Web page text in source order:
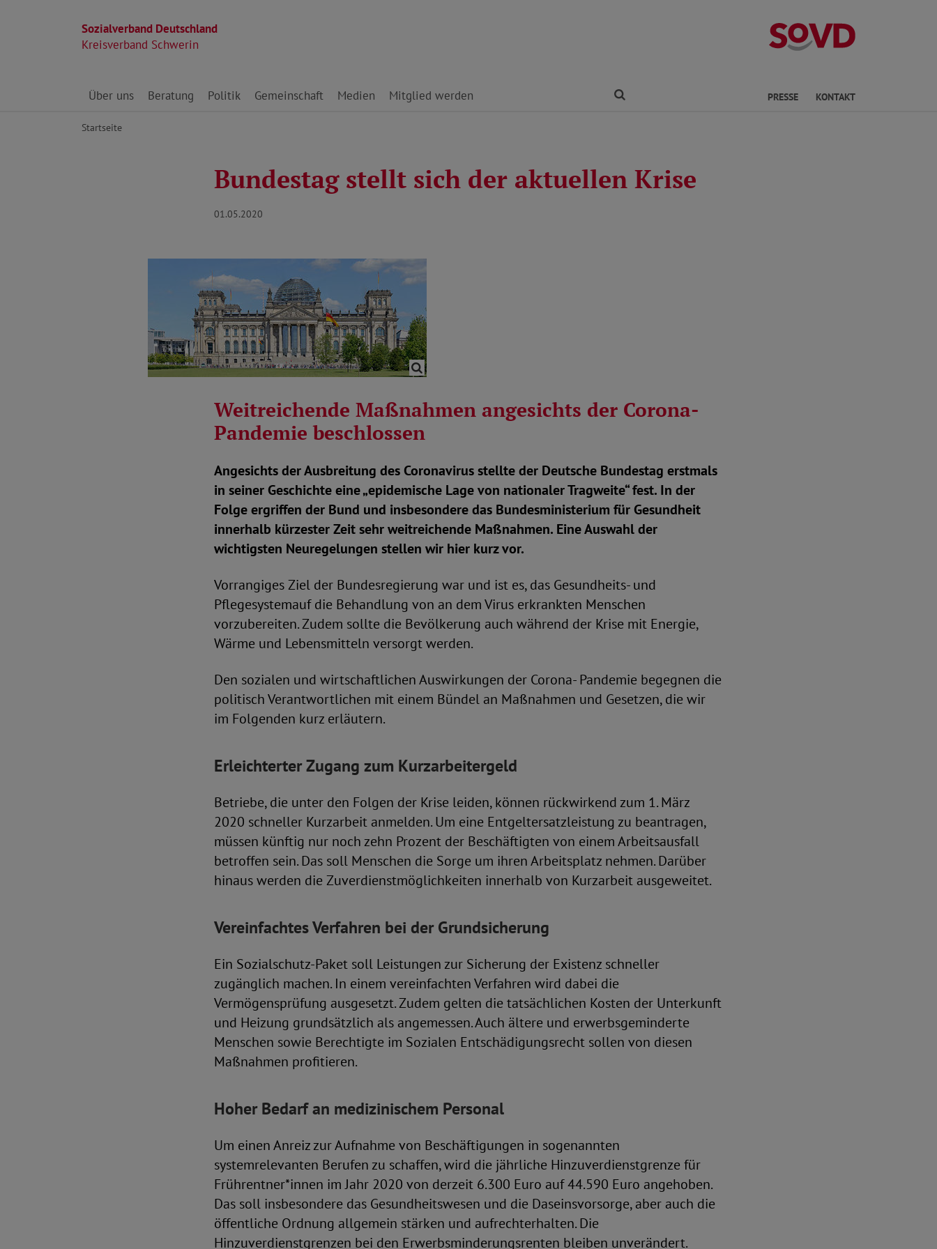
Sozialverband Deutschland
Kreisverband Schwerin
Kreisverband
Direkt zu den Inhalten springen
Über uns Beratung Politik Gemeinschaft Medien Mitglied werden PRESSE KONTAKT
Startseite
Bundestag stellt sich der aktuellen Krise
01.05.2020
Weitreichende Maßnahmen angesichts der Corona-
Pandemie beschlossen
Angesichts der Ausbreitung des Coronavirus stellte der Deutsche Bundestag erstmals
in seiner Geschichte eine „epidemische Lage von nationaler Tragweite“ fest. In der
Folge ergriffen der Bund und insbesondere das Bundesministerium für Gesundheit
innerhalb kürzester Zeit sehr weitreichende Maßnahmen. Eine Auswahl der
wichtigsten Neuregelungen stellen wir hier kurz vor.
Vorrangiges Ziel der Bundesregierung war und ist es, das Gesundheits- und
Pflegesystemauf die Behandlung von an dem Virus erkrankten Menschen
vorzubereiten. Zudem sollte die Bevölkerung auch während der Krise mit Energie,
Wärme und Lebensmitteln versorgt werden.
Den sozialen und wirtschaftlichen Auswirkungen der Corona- Pandemie begegnen die
politisch Verantwortlichen mit einem Bündel an Maßnahmen und Gesetzen, die wir
im Folgenden kurz erläutern.
Erleichterter Zugang zum Kurzarbeitergeld
Betriebe, die unter den Folgen der Krise leiden, können rückwirkend zum 1. März
2020 schneller Kurzarbeit anmelden. Um eine Entgeltersatzleistung zu beantragen,
müssen künftig nur noch zehn Prozent der Beschäftigten von einem Arbeitsausfall
betroffen sein. Das soll Menschen die Sorge um ihren Arbeitsplatz nehmen. Darüber
hinaus werden die Zuverdienstmöglichkeiten innerhalb von Kurzarbeit ausgeweitet.
Vereinfachtes Verfahren bei der Grundsicherung
Ein Sozialschutz-Paket soll Leistungen zur Sicherung der Existenz schneller
zugänglich machen. In einem vereinfachten Verfahren wird dabei die
Vermögensprüfung ausgesetzt. Zudem gelten die tatsächlichen Kosten der Unterkunft
und Heizung grundsätzlich als angemessen. Auch ältere und erwerbsgeminderte
Menschen sowie Berechtigte im Sozialen Entschädigungsrecht sollen von diesen
Maßnahmen profitieren.
Hoher Bedarf an medizinischem Personal
Um einen Anreiz zur Aufnahme von Beschäftigungen in sogenannten
systemrelevanten Berufen zu schaffen, wird die jährliche Hinzuverdienstgrenze für
Frührentner*innen im Jahr 2020 von derzeit 6.300 Euro auf 44.590 Euro angehoben.
Das soll insbesondere das Gesundheitswesen und die Daseinsvorsorge, aber auch die
öffentliche Ordnung allgemein stärken und aufrechterhalten. Die
Hinzuverdienstgrenzen bei den Erwerbsminderungsrenten bleiben unverändert.